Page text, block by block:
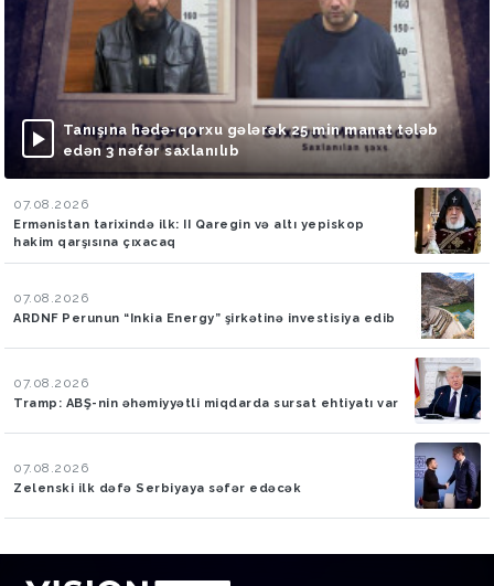
Tanışına hədə-qorxu gələrək 25 min manat tələb
edən 3 nəfər saxlanılıb
07.08.2026
Ermənistan tarixində ilk: II Qaregin və altı yepiskop
hakim qarşısına çıxacaq
07.08.2026
ARDNF Perunun “Inkia Energy” şirkətinə investisiya edib
07.08.2026
Tramp: ABŞ-nin əhəmiyyətli miqdarda sursat ehtiyatı var
07.08.2026
Zelenski ilk dəfə Serbiyaya səfər edəcək